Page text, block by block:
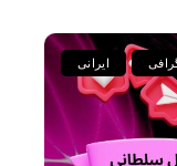
ایرانی